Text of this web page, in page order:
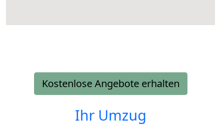
Kostenlose Angebote erhalten
Ihr Umzug